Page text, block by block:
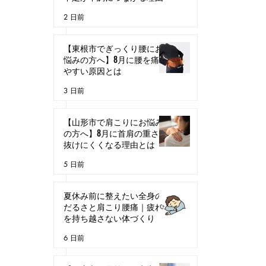
2 日前
【東根市でぎっくり腰にお
悩みの方へ】8月に腰を痛め
やすい原因とは
3 日前
【山形市で肩こりにお悩み
の方へ】8月に首肩の重さが
抜けにくくなる理由とは
5 日前
夏休み前に整えたい全身の
だるさと肩こり腰痛｜疲れ
を持ち越さない体づくり
6 日前